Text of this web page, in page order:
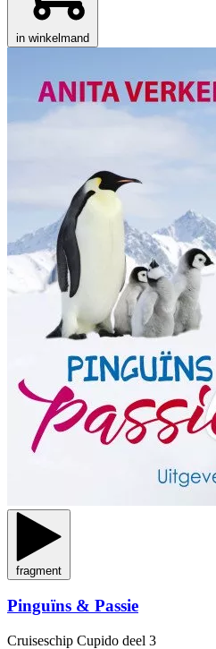
in winkelmand
fragment
Pinguïns & Passie
Cruiseschip Cupido deel 3